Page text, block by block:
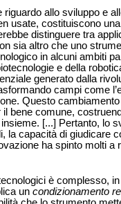
allo sviluppo e
usate, costituiscono
distinguere tra
sia altro che uno
in alcuni ambiti
e della
generato dalla
campi come
Questo
bene comune,
[...] Pertanto, lo
la capacità di giudicare
ha spinto molti
è complesso,
un condizionamento